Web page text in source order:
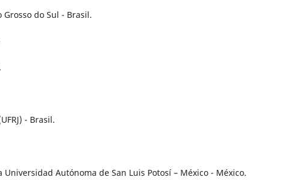
do Sul - Brasil.
- Brasil.
Autónoma de San Luis Potosí – México - México.